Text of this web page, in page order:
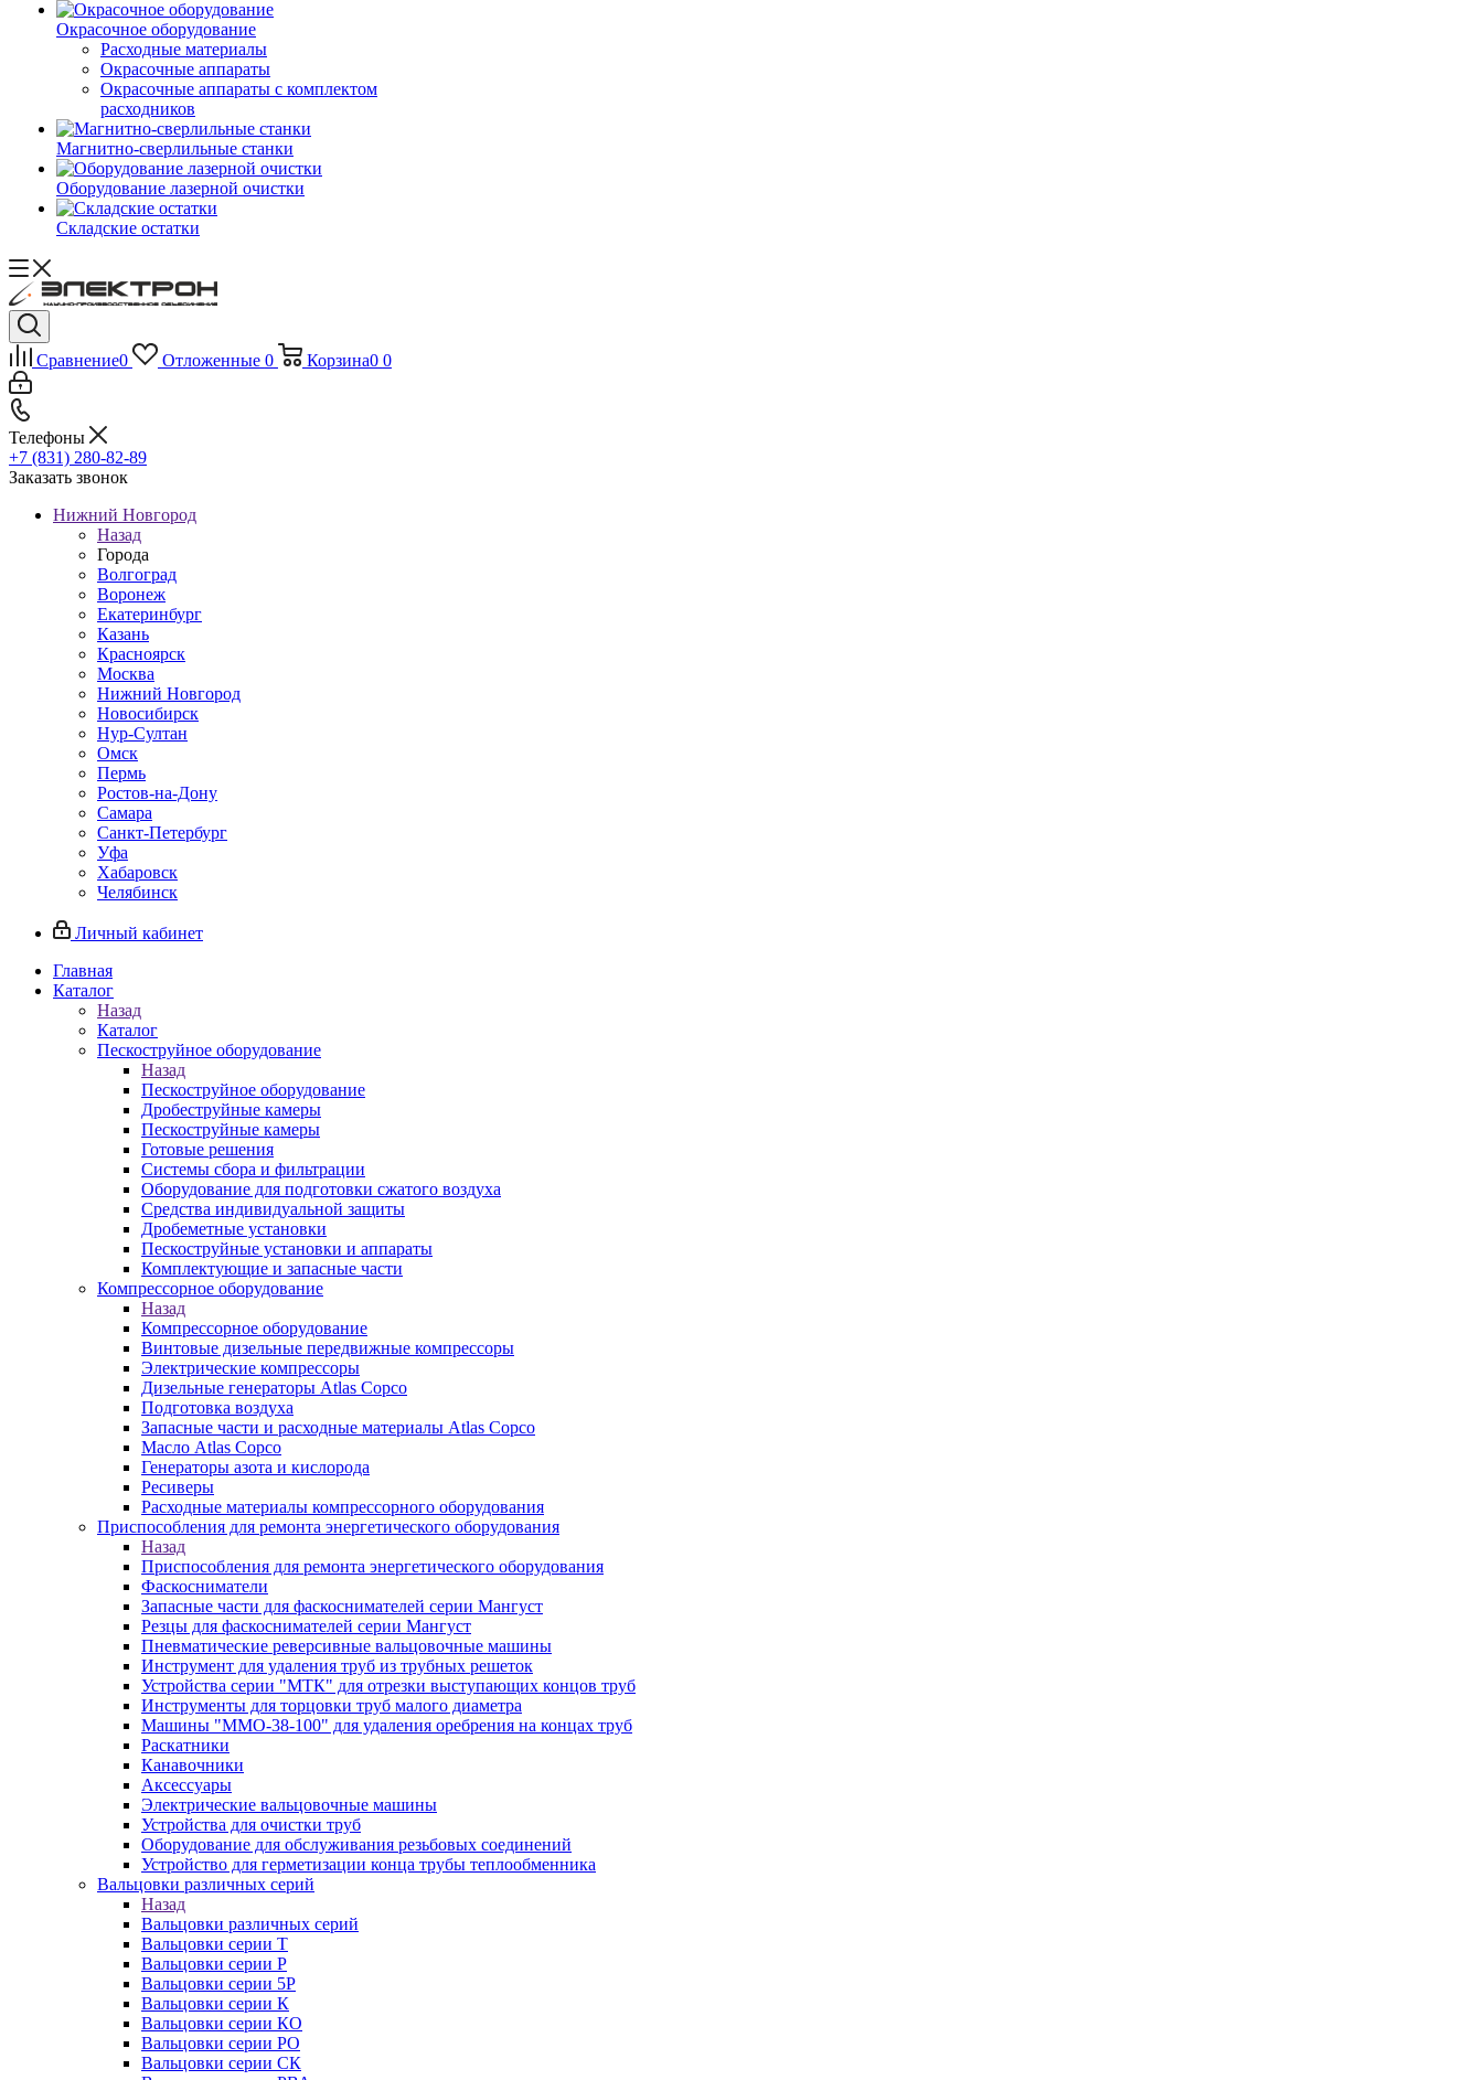
Окрасочное оборудование
Расходные материалы
Окрасочные аппараты
Окрасочные аппараты с комплектом
расходников
Магнитно-сверлильные станки
Оборудование лазерной очистки
Складские остатки
Сравнение0 Отложенные 0 Корзина0 0
Телефоны
+7 (831) 280-82-89
Заказать звонок
Нижний Новгород
Назад
Города
Волгоград
Воронеж
Екатеринбург
Казань
Красноярск
Москва
Нижний Новгород
Новосибирск
Нур-Султан
Омск
Пермь
Ростов-на-Дону
Самара
Санкт-Петербург
Уфа
Хабаровск
Челябинск
Личный кабинет
Главная
Каталог
Назад
Каталог
Пескоструйное оборудование
Назад
Пескоструйное оборудование
Дробеструйные камеры
Пескоструйные камеры
Готовые решения
Системы сбора и фильтрации
Оборудование для подготовки сжатого воздуха
Средства индивидуальной защиты
Дробеметные установки
Пескоструйные установки и аппараты
Комплектующие и запасные части
Компрессорное оборудование
Назад
Компрессорное оборудование
Винтовые дизельные передвижные компрессоры
Электрические компрессоры
Дизельные генераторы Atlas Copco
Подготовка воздуха
Запасные части и расходные материалы Atlas Copco
Масло Atlas Copco
Генераторы азота и кислорода
Ресиверы
Расходные материалы компрессорного оборудования
Приспособления для ремонта энергетического оборудования
Назад
Приспособления для ремонта энергетического оборудования
Фаскосниматели
Запасные части для фаскоснимателей серии Мангуст
Резцы для фаскоснимателей серии Мангуст
Пневматические реверсивные вальцовочные машины
Инструмент для удаления труб из трубных решеток
Устройства серии "МТК" для отрезки выступающих концов труб
Инструменты для торцовки труб малого диаметра
Машины "ММО-38-100" для удаления оребрения на концах труб
Раскатники
Канавочники
Аксессуары
Электрические вальцовочные машины
Устройства для очистки труб
Оборудование для обслуживания резьбовых соединений
Устройство для герметизации конца трубы теплообменника
Вальцовки различных серий
Назад
Вальцовки различных серий
Вальцовки серии Т
Вальцовки серии Р
Вальцовки серии 5Р
Вальцовки серии К
Вальцовки серии КО
Вальцовки серии РО
Вальцовки серии СК